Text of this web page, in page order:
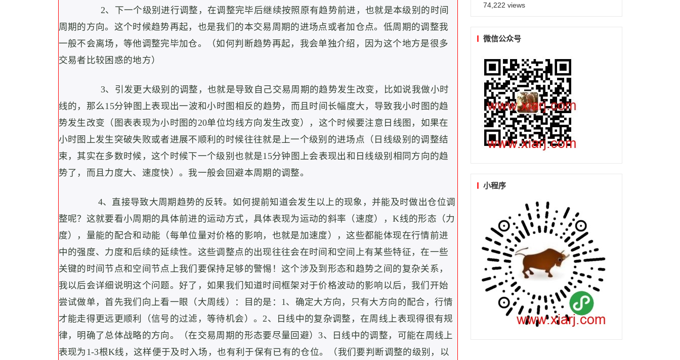
2、下一个级别进行调整，在调整完毕后继续按照原有趋势前进，也就是本级别的时间
周期的方向。 这个时候趋势再起，也是我们的本交易周期的进场点或者加仓点。低周期的调整我
一般不会离场，等他调整完毕加仓。（如何判断趋势再起，我会单独介绍，因为这个地方是很多
交易者比较困惑的地方）
3、引发更大级别的调整，也就是导致自己交易周期的趋势发生改变，
比如说我做小时
线的，那么15分钟图上表现出一波和小时图相反的趋势，而且时间长幅度大，导致我小时图的趋
势发生改变（图表表现为小时图的20单位均线方向发生改变），这个时候要注意日线图，如果在
小时图上发生突破失败或者进展不顺利的时候往往就是上一个级别的进场点（日线级别的调整结
束，其实在多数时候，这个时候下一个级别也就是15分钟图上会表现出和日线级别相同方向的趋
势了，而且力度大、速度快）。我一般会回避本周期的调整。
4、直接导致大周期趋势的反转。 如何提前知道会发生以上的现象，并能及时做出仓位调
整呢？这就要看小周期的具体前进的运动方式，具体表现为运动的斜率（速度），K线的形态（力
度），量能的配合和动能（每单位量对价格的影响，也就是加速度），这些都能体现在行情前进
中的强度、力度和后续的延续性。这些调整点的出现往往会在时间和空间上有某些特征，在一些
关键的时间节点和空间节点上我们要保持足够的警惕！这个涉及到形态和趋势之间的复杂关系，
我以后会详细说明这个问题。好了，如果我们知道时间框架对于价格波动的影响以后，我们开始
尝试做单，首先我们向上看一眼（大周线）：目的是：1、确定大方向，只有大方向的配合，行情
才能走得更远更顺利（信号的过滤，等待机会）。2、日线中的复杂调整，在周线上表现得很有规
律，明确了总体战略的方向。（在交易周期的形态要尽量回避）3、日线中的调整，可能在周线上
表现为1-3根K线，这样便于及时入场，也有利于保有已有的仓位。（我们要判断调整的级别，以
74,222 views
微信公众号
小程序